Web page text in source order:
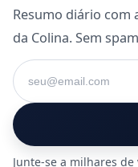
Resumo diário com
da Colina. Sem
Seu e-mail